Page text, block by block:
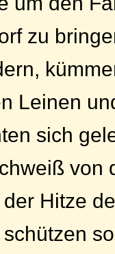
zu
Leinen
sich
von
Hitze